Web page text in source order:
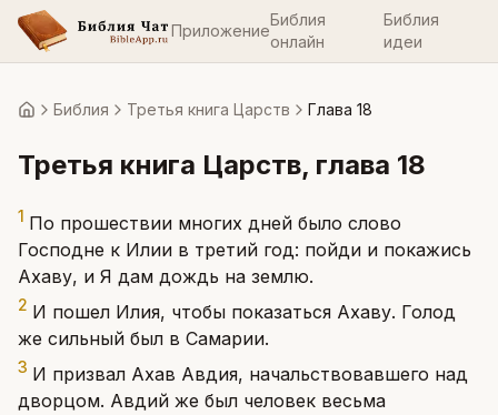
Приложение
Библия
онлайн
Библия
идеи
ГлавнаяБиблия Третья книга Царств Глава 18
Третья книга Царств, глава 18
1 По прошествии многих дней было слово
Господне к Илии в третий год: пойди и покажись
Ахаву, и Я дам дождь на землю.
2 И пошел Илия, чтобы показаться Ахаву. Голод
же сильный был в Самарии.
3 И призвал Ахав Авдия, начальствовавшего над
дворцом. Авдий же был человек весьма